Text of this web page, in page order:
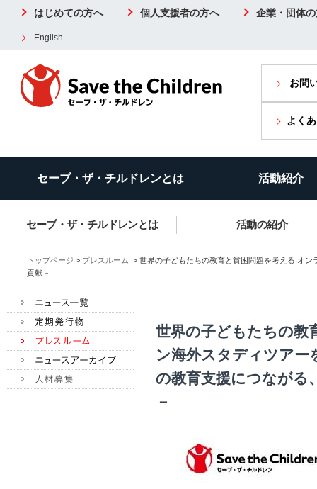
はじめての方へ 個人支援者の方へ 企業・団体
English
お問
よく
セーブ・ザ・チルドレンとは 活動紹介
セーブ・ザ・チルドレンとは 活動の紹介
トップページ > プレスルーム > 世界の子どもたちの教育と貧困問題を考える オ
貢献－
世界の子どもたちの教
ン海外スタディツアー
の教育支援につながる
－